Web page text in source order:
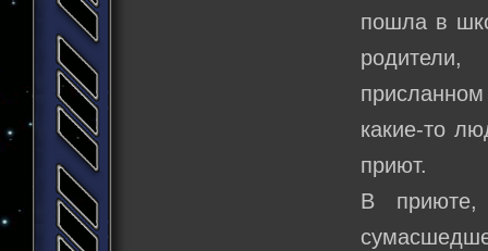
пошла в
какие-то
приют.
В приюте,